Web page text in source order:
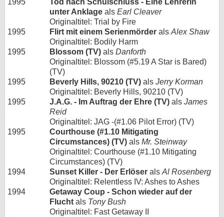
1995
Tod nach Schulschluss - Eine Lehrerin
unter Anklage als Earl Cleaver
Originaltitel: Trial by Fire
1995
Flirt mit einem Serienmörder als Alex Shaw
Originaltitel: Bodily Harm
1995
Blossom (TV) als Danforth
Originaltitel: Blossom (#5.19 A Star is Bared)
(TV)
1995
Beverly Hills, 90210 (TV) als Jerry Korman
Originaltitel: Beverly Hills, 90210 (TV)
1995
J.A.G. - Im Auftrag der Ehre (TV) als James
Reid
Originaltitel: JAG -(#1.06 Pilot Error) (TV)
1995
Courthouse (#1.10 Mitigating
Circumstances) (TV) als Mr. Steinway
Originaltitel: Courthouse (#1.10 Mitigating
Circumstances) (TV)
1994
Sunset Killer - Der Erlöser als Al Rosenberg
Originaltitel: Relentless IV: Ashes to Ashes
1994
Getaway Coup - Schon wieder auf der
Flucht als Tony Bush
Originaltitel: Fast Getaway II